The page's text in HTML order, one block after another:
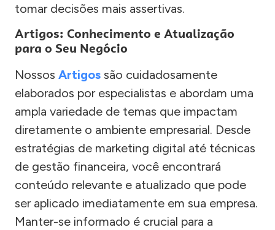
tomar decisões mais assertivas.
Artigos: Conhecimento e Atualização
para o Seu Negócio
Nossos Artigos são cuidadosamente
elaborados por especialistas e abordam uma
ampla variedade de temas que impactam
diretamente o ambiente empresarial. Desde
estratégias de marketing digital até técnicas
de gestão financeira, você encontrará
conteúdo relevante e atualizado que pode
ser aplicado imediatamente em sua empresa.
Manter-se informado é crucial para a